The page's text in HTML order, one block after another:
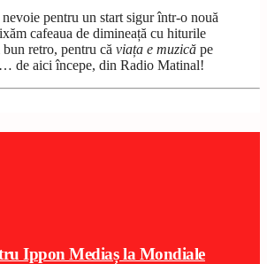
pentru un start sigur într-o nouă
cafeaua de dimineață cu hiturile
retro, pentru că viața e muzică pe
de aici începe, din Radio Matinal!
Ippon Mediaș la Mondiale